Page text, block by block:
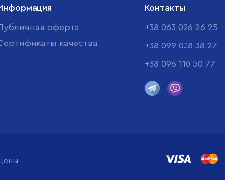
оферта
качества
Контакты
+38 063 026 26 25
+38 099 038 38 27
+38 096 110 50 77